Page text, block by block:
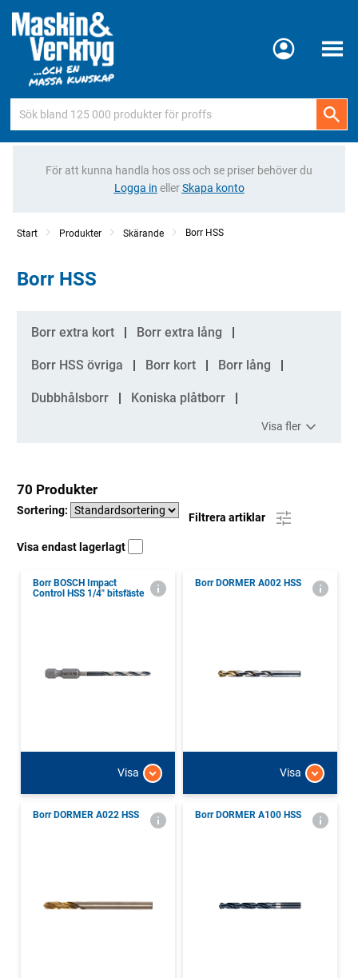
Meny
För att kunna handla hos oss och se priser behöver du
Logga in ellerSkapa konto
Start Produkter Skärande Borr HSS
Borr HSS
Kategorier
Borr extra kort Borr extra lång
Borr HSS övriga Borr kort Borr lång
Dubbhålsborr Koniska plåtborr
Visa fler
70 Produkter
Sortering:
Filtrera artiklar
Visa endast lagerlagt
Borr BOSCH Impact
Control HSS 1/4" bitsfäste
Visa
Borr DORMER A002 HSS
Visa
Borr DORMER A022 HSS Borr DORMER A100 HSS